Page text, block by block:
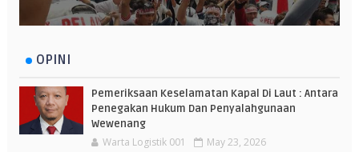
OPINI
Pemeriksaan Keselamatan Kapal Di Laut : Antara
Penegakan Hukum Dan Penyalahgunaan
Wewenang
Warta Logistik 001 May 23, 2026